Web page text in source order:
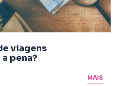
viagens
pena?
MAIS